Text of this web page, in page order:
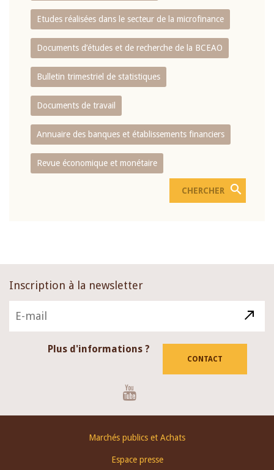
Etudes réalisées dans le secteur de la microfinance
Documents d’études et de recherche de la BCEAO
Bulletin trimestriel de statistiques
Documents de travail
Annuaire des banques et établissements financiers
Revue économique et monétaire
Inscription à la newsletter
Plus d'informations ?
CONTACT
Marchés publics et Achats
Espace presse